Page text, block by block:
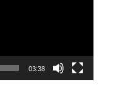
03:38